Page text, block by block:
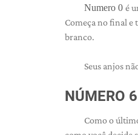
Numero 0 é
Começa no final e
branco.
Seus anjos
NÚMERO 6
Como o